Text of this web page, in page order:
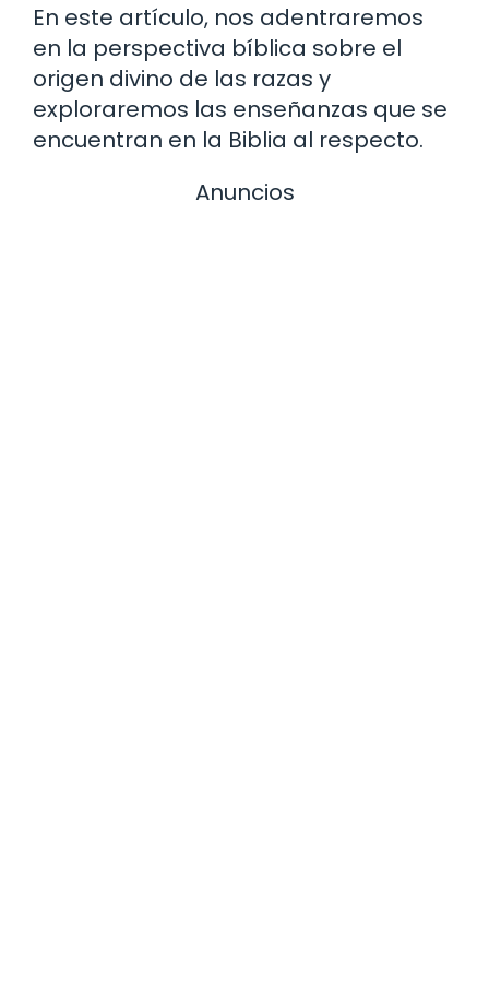
En este artículo, nos adentraremos
en la perspectiva bíblica sobre el
origen divino de las razas y
exploraremos las enseñanzas que se
encuentran en la Biblia al respecto.
Anuncios